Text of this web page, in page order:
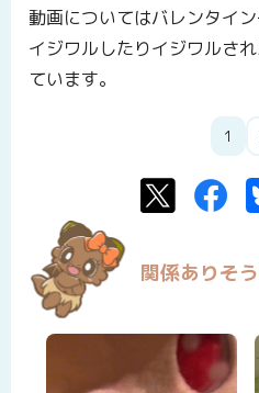
動画についてはバレンタイ
イジワルしたりイジワルさ
ています。
1
Twitter
関係ありそ